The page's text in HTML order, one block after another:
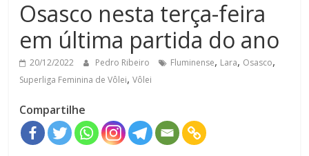
Osasco nesta terça-feira
em última partida do ano
20/12/2022 Pedro Ribeiro Fluminense, Lara, Osasco,
Superliga Feminina de Vôlei,Vôlei
Compartilhe